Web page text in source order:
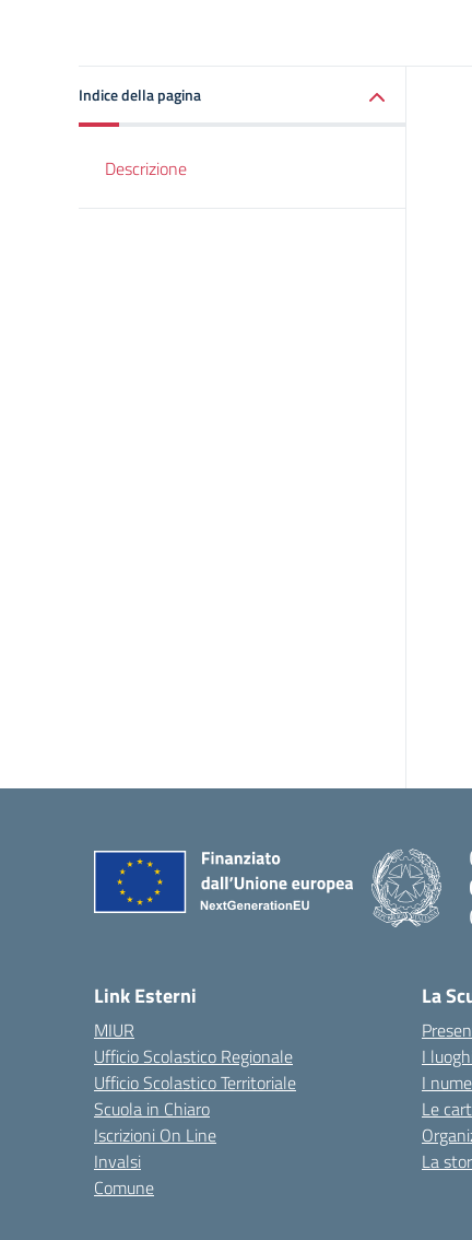
Indice della pagina
Descrizione
Link Esterni
MIUR
Ufficio Scolastico Regionale
Ufficio Scolastico Territoriale
Scuola in Chiaro
Iscrizioni On Line
Invalsi
Comune
La
I luoghi
I
Le
La